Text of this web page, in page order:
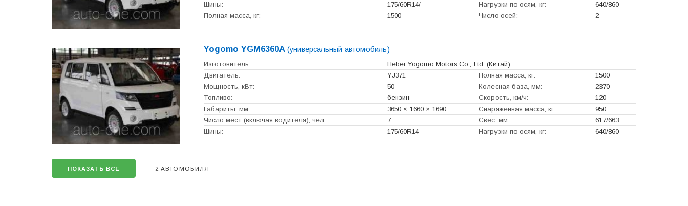
Шины:
175/60R14/ Нагрузки по осям, кг:
640/860
Полная масса, кг:
1500 Число осей: 2
Yogomo YGM6360A(универсальный автомобиль)
Изготовитель: Hebei Yogomo Motors Co., Ltd. (Китай)
Двигатель:
YJ371 Полная масса, кг:
1500
Мощность, кВт:
50 Колесная база, мм:
2370
Топливо:
бензин Скорость, км/ч:
120
Габариты, мм:
3650 × 1660 × 1690 Снаряженная масса, кг:
950
Число мест (включая водителя), чел.:
7 Свес, мм:
617/663
Шины:
175/60R14 Нагрузки по осям, кг: 640/860
ПОКАЗАТЬ ВСЕ 2 АВТОМОБИЛЯ